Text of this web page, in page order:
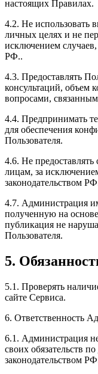
настоящих Правилах.
4.2. Не использовать
личных целях и не
исключением
РФ..
4.3. Предоставлять
консультаций, объем
вопросами,
4.4. Предпринимать
для обеспечения
Пользователя.
4.6. Не предоставлять
лицам, за
законодательством
4.7. Администрация
полученную на
публикация не
Пользователя.
5.
5.1. Проверять
сайте Сервиса.
6. Ответственность
6.1. Администрация
своих обязательств
законодательством